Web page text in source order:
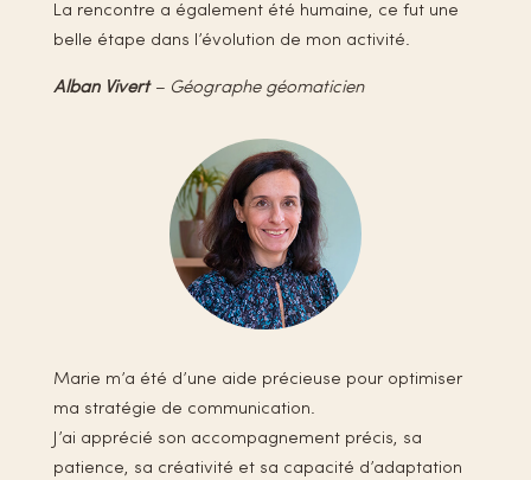
La rencontre a également été humaine, ce fut une
belle étape dans l’évolution de mon activité.
Alban Vivert– Géographe géomaticien
Marie m’a été d’une aide précieuse pour optimiser
ma stratégie de communication.
J’ai apprécié son accompagnement précis, sa
patience, sa créativité et sa capacité d’adaptation